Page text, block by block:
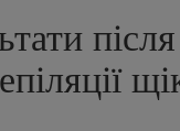
епіляції